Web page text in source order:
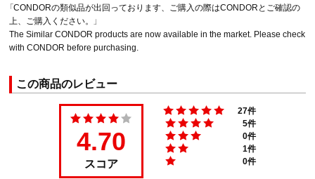
「CONDORの類似品が出回っております、ご購入の際はCONDORとご確認の
上、ご購入ください。」
The Similar CONDOR products are now available in the market. Please check
with CONDOR before purchasing.
この商品のレビュー
4.70
スコア
27件
5件
0件
1件
0件